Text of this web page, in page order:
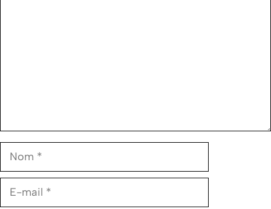
Nom
E-